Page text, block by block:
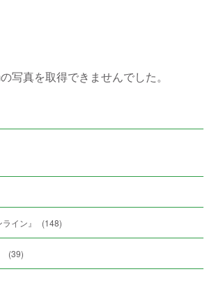
写真を取得できませんでした。
イン』 (148)
(39)